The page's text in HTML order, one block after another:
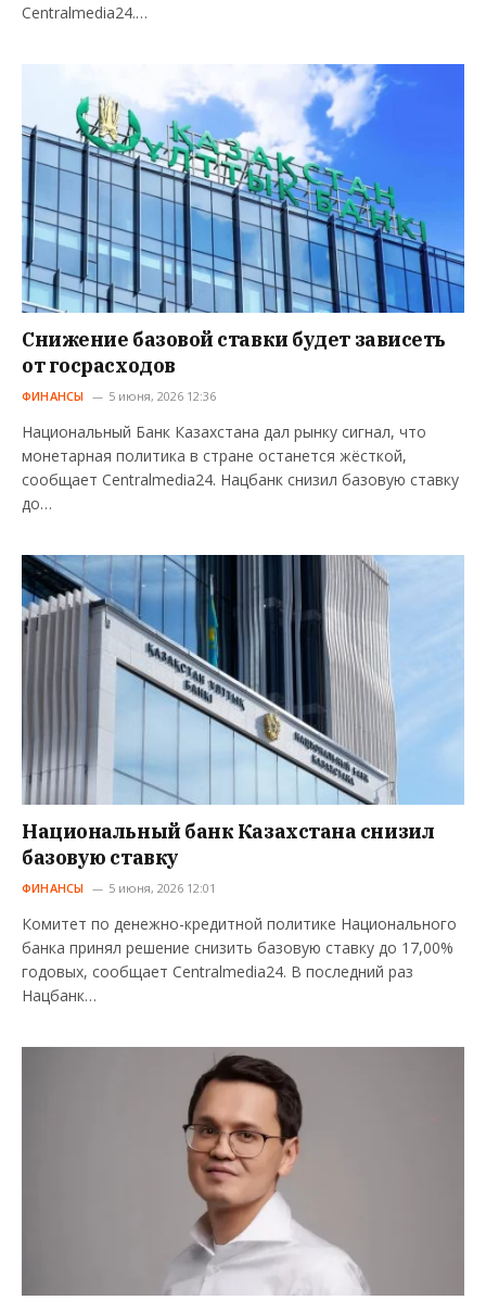
Centralmedia24.…
Снижение базовой ставки будет зависеть
от госрасходов
ФИНАНСЫ 5 июня, 2026 12:36
Национальный Банк Казахстана дал рынку сигнал, что
монетарная политика в стране останется жёсткой,
сообщает Centralmedia24. Нацбанк снизил базовую ставку
до…
Национальный банк Казахстана снизил
базовую ставку
ФИНАНСЫ 5 июня, 2026 12:01
Комитет по денежно-кредитной политике Национального
банка принял решение снизить базовую ставку до 17,00%
годовых, сообщает Centralmedia24. В последний раз
Нацбанк…